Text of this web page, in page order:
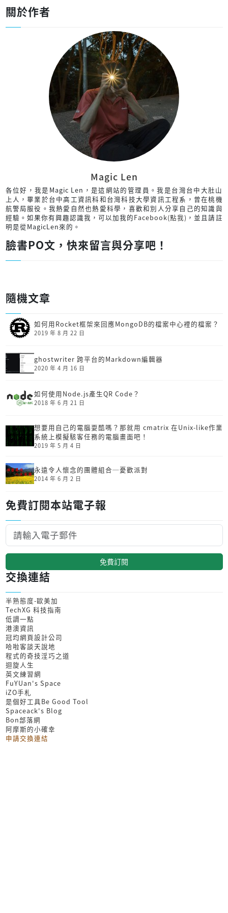
關於作者
Magic Len
各位好，我是Magic Len，是這網站的管理員。我是台灣台中大肚山
上人，畢業於台中高工資訊科和台灣科技大學資訊工程系，曾在桃機
航警局服役。我熱愛自然也熱愛科學，喜歡和別人分享自己的知識與
經驗。如果你有興趣認識我，可以加我的Facebook(點我) ，並且請註
明是從MagicLen來的。
臉書PO文，快來留言與分享吧！
隨機文章
如何用Rocket框架來回應MongoDB的檔案中心裡的檔案？
2019 年 8 月 22 日
ghostwriter 跨平台的Markdown編輯器
2020 年 4 月 16 日
如何使用Node.js產生QR Code？
2018 年 6 月 21 日
想要用自己的電腦耍酷嗎？那就用 cmatrix 在Unix-like作業
系統上模擬駭客任務的電腦畫面吧！
2019 年 5 月 4 日
永遠令人懷念的團體組合─憂歡派對
2014 年 6 月 2 日
免費訂閱本站電子報
免費訂閱
交換連結
半熟態度-歐美加
TechXG 科技指南
低調一點
港澳資訊
冠均網頁設計公司
哈啦客談天說地
程式的奇技淫巧之道
迴旋人生
英文練習網
FuYUan's Space
iZO手札
是個好工具Be Good Tool
Spaceack's Blog
Bon部落網
阿摩斯的小確幸
申請交換連結